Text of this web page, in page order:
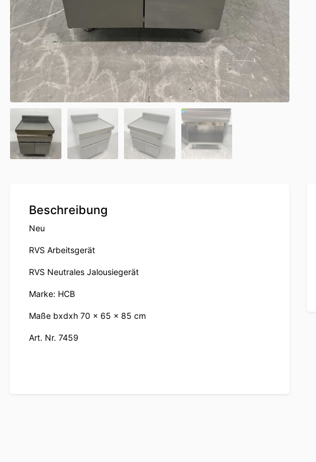
Beschreibung
Neu
RVS Arbeitsgerät
RVS Neutrales Jalousiegerät
Marke: HCB
Maße bxdxh 70 x 65 x 85 cm
Art. Nr. 7459